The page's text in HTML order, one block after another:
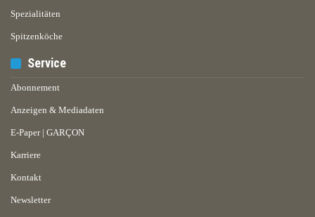
Spezialitäten
Spitzenköche
Service
Abonnement
Anzeigen & Mediadaten
E-Paper | GARÇON
Karriere
Kontakt
Newsletter